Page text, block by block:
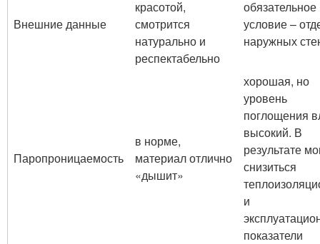
Внешние данные
красотой,
смотрится
натурально и
респектабельно
обязательное
условие –
наружных
Паропроницаемость
в норме,
материал отлично
«дышит»
хорошая, но
уровень
поглощения
высокий. В
результате
снизиться
и
показатели